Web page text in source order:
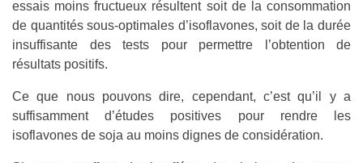
essais moins fructueux résultent soit de la consommation
de quantités sous-optimales d’isoflavones, soit de la durée
insuffisante des tests pour permettre l’obtention de
résultats positifs.
Ce que nous pouvons dire, cependant, c’est qu’il y a
suffisamment d’études positives pour rendre les
isoflavones de soja au moins dignes de considération.